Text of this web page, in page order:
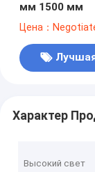
мм 1500 мм
Цена：
Характер
Высокий свет